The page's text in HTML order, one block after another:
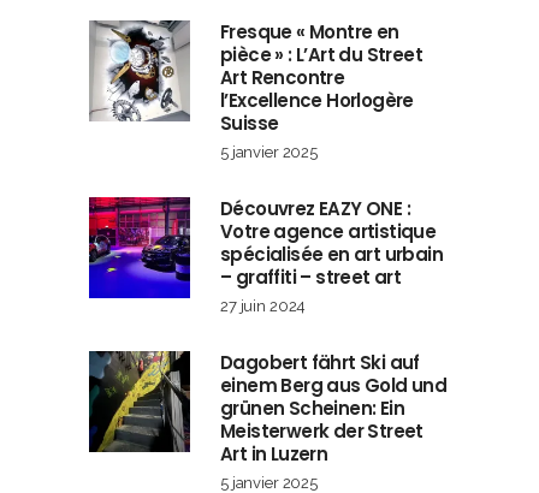
Fresque « Montre en
pièce » : L’Art du Street
Art Rencontre
l’Excellence Horlogère
Suisse
5 janvier 2025
Découvrez EAZY ONE :
Votre agence artistique
spécialisée en art urbain
– graffiti – street art
27 juin 2024
Dagobert fährt Ski auf
einem Berg aus Gold und
grünen Scheinen: Ein
Meisterwerk der Street
Art in Luzern
5 janvier 2025